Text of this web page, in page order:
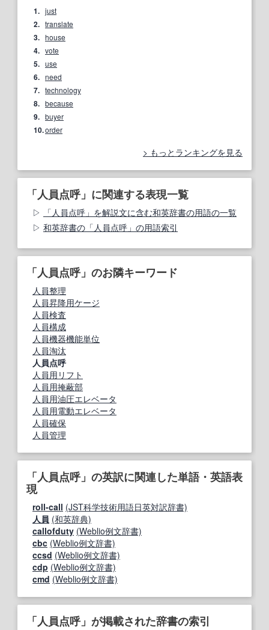
1. just
2. translate
3. house
4. vote
5. use
6. need
7. technology
8. because
9. buyer
10.order
もっとランキングを見る
「人員点呼」に関連する表現一覧
「人員点呼」を解説文に含む和英辞書の用語の一覧
和英辞書の「人員点呼」の用語索引
「人員点呼」のお隣キーワード
人員整理
人員昇降用ケージ
人員検査
人員構成
人員機器機能単位
人員淘汰
人員点呼
人員用リフト
人員用掩蔽部
人員用油圧エレベータ
人員用電動エレベータ
人員確保
人員管理
「人員点呼」の英訳に関連した単語・英語表
現
roll-call (JST科学技術用語日英対訳辞書)
人員 (和英辞典)
callofduty (Weblio例文辞書)
cbc (Weblio例文辞書)
ccsd (Weblio例文辞書)
cdp (Weblio例文辞書)
cmd (Weblio例文辞書)
「人員点呼」が掲載された辞書の索引